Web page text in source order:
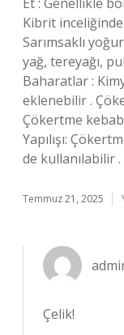
Kibrit inceliğinde
Sarımsaklı
yağ, tereyağı,
Baharatlar :
eklenebilir .
Çökertme
Yapılışı:
de kullanılabilir .
Temmuz 21, 2025
Çelik!